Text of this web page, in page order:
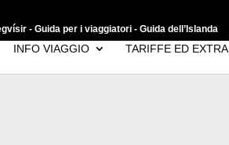
- Guida per i viaggiatori - Guida dell’Islanda
INFO VIAGGIO TARIFFE ED EXTRA